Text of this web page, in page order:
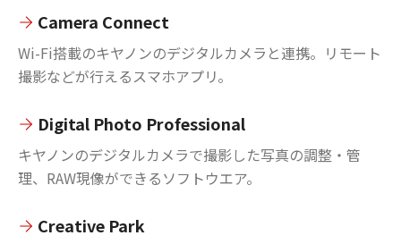
Camera Connect
Wi-Fi搭載のキヤノンのデジタルカメラと連携。リモート
撮影などが行えるスマホアプリ。
Digital Photo Professional
キヤノンのデジタルカメラで撮影した写真の調整・管
理、RAW現像ができるソフトウエア。
Creative Park